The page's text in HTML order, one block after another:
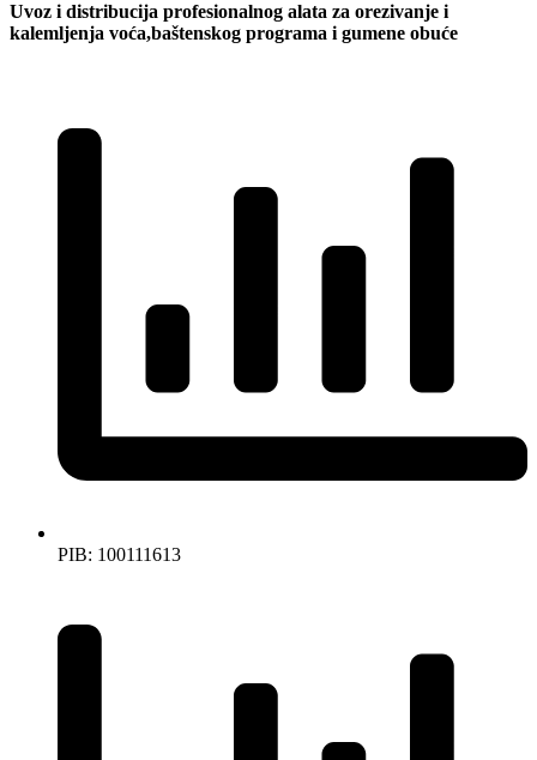
Uvoz i distribucija profesionalnog alata za orezivanje i
kalemljenja voća,baštenskog programa i gumene obuće
PIB: 100111613